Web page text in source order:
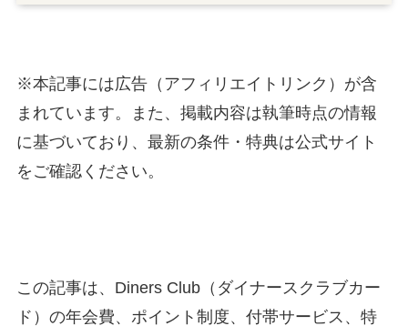
※本記事には広告（アフィリエイトリンク）が含
まれています。また、掲載内容は執筆時点の情報
に基づいており、最新の条件・特典は公式サイト
をご確認ください。
この記事は、Diners Club（ダイナースクラブカー
ド）の年会費、ポイント制度、付帯サービス、特